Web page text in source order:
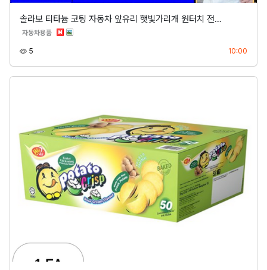
솔라보 티타늄 코팅 자동차 앞유리 햇빛가리개 원터치 전…
자동차용품분류
5 10:00